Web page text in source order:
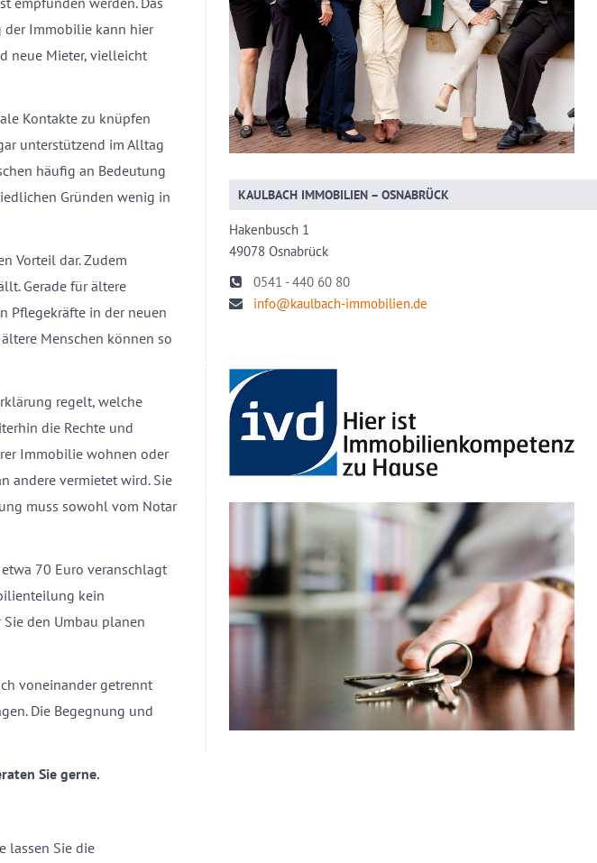
der Immobilie kann hier
neue Mieter, vielleicht
Kontakte zu knüpfen
unterstützend im Alltag
häufig an Bedeutung
Gründen wenig in
Vorteil dar. Zudem
Gerade für ältere
Pflegekräfte in der neuen
Menschen können so
regelt, welche
die Rechte und
Immobilie wohnen oder
andere vermietet wird. Sie
muss sowohl vom Notar
70 Euro veranschlagt
kein
den Umbau planen
voneinander getrennt
Die Begegnung und
Sie gerne.
lassen Sie die
KAULBACH IMMOBILIEN – OSNABRÜCK
Hakenbusch 1
49078 Osnabrück
0541 - 440 60 80
info@kaulbach-immobilien.de